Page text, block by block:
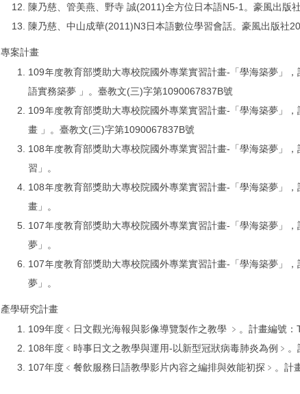
陳乃慈、管美燕、野寺 誠(2011)全方位日本語N5-1。豪風出版
陳乃慈、中山成華(2011)N3日本語數位學習會話。豪風出版社
專案計畫
109年度教育部獎助大專校院國外專業實習計畫-「學海築夢」
語實務築夢 」。臺教文(三)字第1090067837B號
109年度教育部獎助大專校院國外專業實習計畫-「學海築夢」
畫 」。臺教文(三)字第1090067837B號
108年度教育部獎助大專校院國外專業實習計畫-「學海築夢」
習」。
108年度教育部獎助大專校院國外專業實習計畫-「學海築夢」
畫」。
107年度教育部獎助大專校院國外專業實習計畫-「學海築夢」
夢」。
107年度教育部獎助大專校院國外專業實習計畫-「學海築夢」
夢」。
產學研究計畫
109年度﹤日文觀光海報與影像導覽製作之教學 ﹥。計畫編號：
108年度﹤時事日文之教學與運用-以新型冠狀病毒肺炎為例﹥
107年度﹤餐飲服務日語教學影片內容之編排與效能初探﹥。計